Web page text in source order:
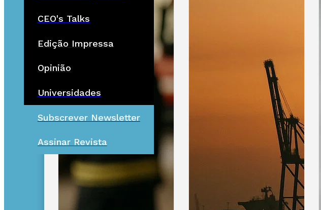
CEO's Talks
Edição Impressa
Opinião
Universidades
Subscrever Newsletter
Assinar Revista